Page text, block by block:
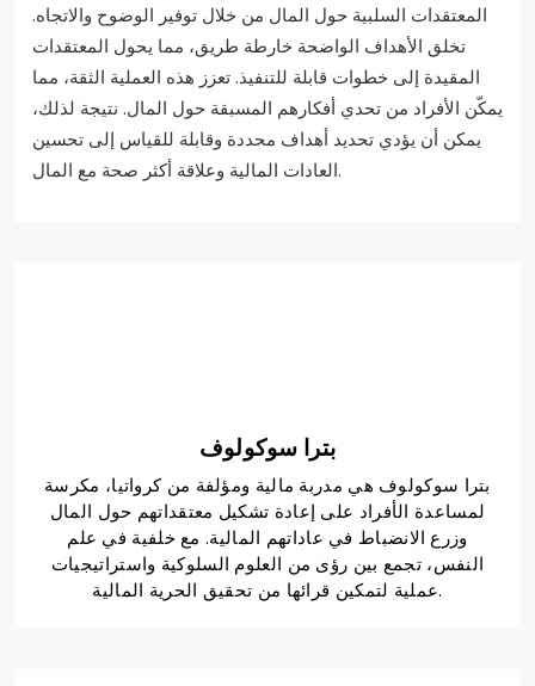
المعتقدات السلبية حول المال من خلال توفير الوضوح والاتجاه.
تخلق الأهداف الواضحة خارطة طريق، مما يحول المعتقدات
المقيدة إلى خطوات قابلة للتنفيذ. تعزز هذه العملية الثقة، مما
يمكّن الأفراد من تحدي أفكارهم المسبقة حول المال. نتيجة لذلك،
يمكن أن يؤدي تحديد أهداف محددة وقابلة للقياس إلى تحسين
العادات المالية وعلاقة أكثر صحة مع المال.
بترا سوكولوف
بترا سوكولوف هي مدربة مالية ومؤلفة من كرواتيا، مكرسة
لمساعدة الأفراد على إعادة تشكيل معتقداتهم حول المال
وزرع الانضباط في عاداتهم المالية. مع خلفية في علم
النفس، تجمع بين رؤى من العلوم السلوكية واستراتيجيات
عملية لتمكين قرائها من تحقيق الحرية المالية.